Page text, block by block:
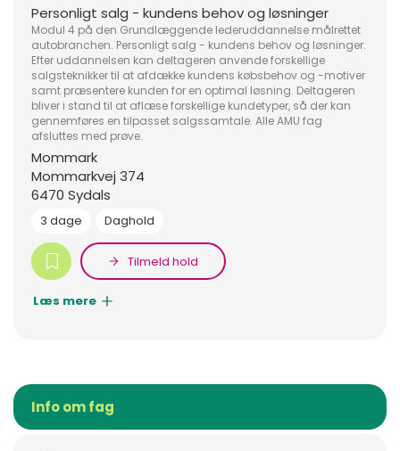
Personligt salg - kundens behov og løsninger
Modul 4 på den Grundlæggende lederuddannelse målrettet
autobranchen. Personligt salg - kundens behov og løsninger.
Efter uddannelsen kan deltageren anvende forskellige
salgsteknikker til at afdække kundens købsbehov og -motiver
samt præsentere kunden for en optimal løsning. Deltageren
bliver i stand til at aflæse forskellige kundetyper, så der kan
gennemføres en tilpasset salgssamtale. Alle AMU fag
afsluttes med prøve.
Mommark
Mommarkvej 374
6470 Sydals
3 dage Daghold
Tilmeld hold
Læs mere
Info om fag